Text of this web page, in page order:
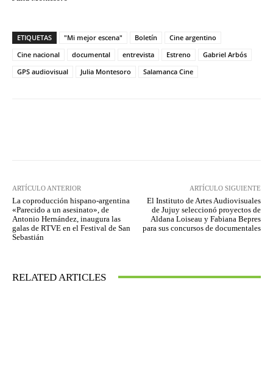
ETIQUETAS "Mi mejor escena" Boletín
Cine argentino
Cine nacional
documental entrevista Estreno
Gabriel Arbós
GPS audiovisual
Julia Montesoro Salamanca Cine
ARTÍCULO ANTERIOR
La coproducción hispano-argentina
«Parecido a un asesinato», de
Antonio Hernández, inaugura las
galas de RTVE en el Festival de San
Sebastián
ARTÍCULO SIGUIENTE
El Instituto de Artes Audiovisuales
de Jujuy seleccionó proyectos de
Aldana Loiseau y Fabiana Bepres
para sus concursos de documentales
RELATED ARTICLES